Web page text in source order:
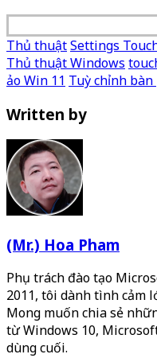
Thủ thuậtSettings
Thủ thuật Windows
ảo Win 11 Tuỳ chỉnh
Written by
(Mr.) Hoa Pham
Phụ trách đào tạo
2011, tôi dành tình cảm
Mong muốn chia sẻ
từ Windows 10,
dùng cuối.